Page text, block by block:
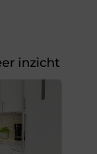
inzicht